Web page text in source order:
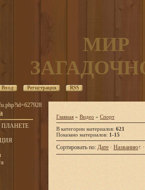
МИР
Вход Регистрация RSS
ПЛАНЕТЕ
Главная » Видео » Спорт
В категории материалов: 621
Показано материалов: 1-15
Сортировать по: Дате · Названию↑ ·